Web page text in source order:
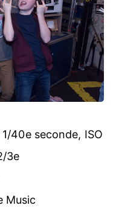
40e seconde, ISO
3e
Music